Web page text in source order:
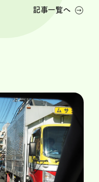
記事一覧へ